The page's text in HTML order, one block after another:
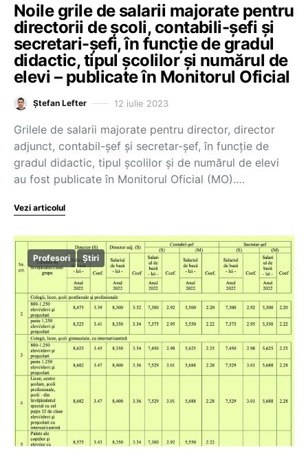
Noile grile de salarii majorate pentru
directorii de școli, contabili-șefi și
secretari-șefi, în funcție de gradul
didactic, tipul școlilor și numărul de
elevi – publicate în Monitorul Oficial
Ștefan Lefter 12 iulie 2023
Grilele de salarii majorate pentru director, director
adjunct, contabil-șef și secretar-șef, în funcție de
gradul didactic, tipul școlilor și de numărul de elevi
au fost publicate în Monitorul Oficial (MO).…
Vezi articolul
Profesori Știri